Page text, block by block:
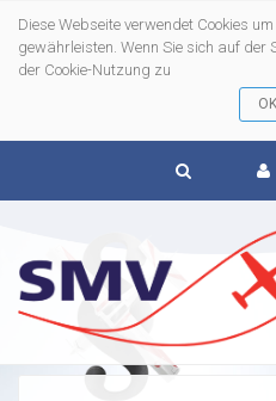
Diese Webseite verwendet Cookies
gewährleisten. Wenn Sie sich auf der
der Cookie-Nutzung zu